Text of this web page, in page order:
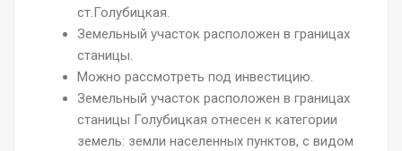
ст.Голубицкая.
Земельный участок расположен в границах
станицы.
Можно рассмотреть под инвестицию.
Земельный участок расположен в границах
станицы Голубицкая отнесен к категории
земель: земли населенных пунктов, с видом